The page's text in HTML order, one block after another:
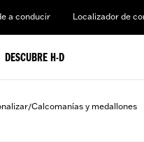
a conducir Localizador de
DESCUBRE H-D
/Calcomanías y medallones